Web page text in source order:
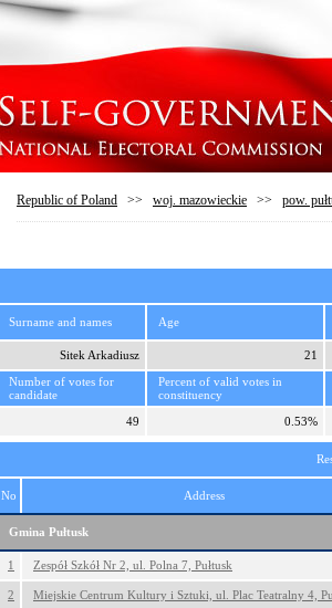
Republic of Poland >> woj. mazowieckie >> pow.
Surname and names Age
Sitek Arkadiusz
21
Number of votes for
candidate
Percent of valid votes in
constituency
49 0.53%
No Address
Gmina Pułtusk
1 Zespół Szkół Nr 2, ul. Polna 7, Pułtusk
2 Miejskie Centrum Kultury i Sztuki, ul. Plac Teatralny 4,